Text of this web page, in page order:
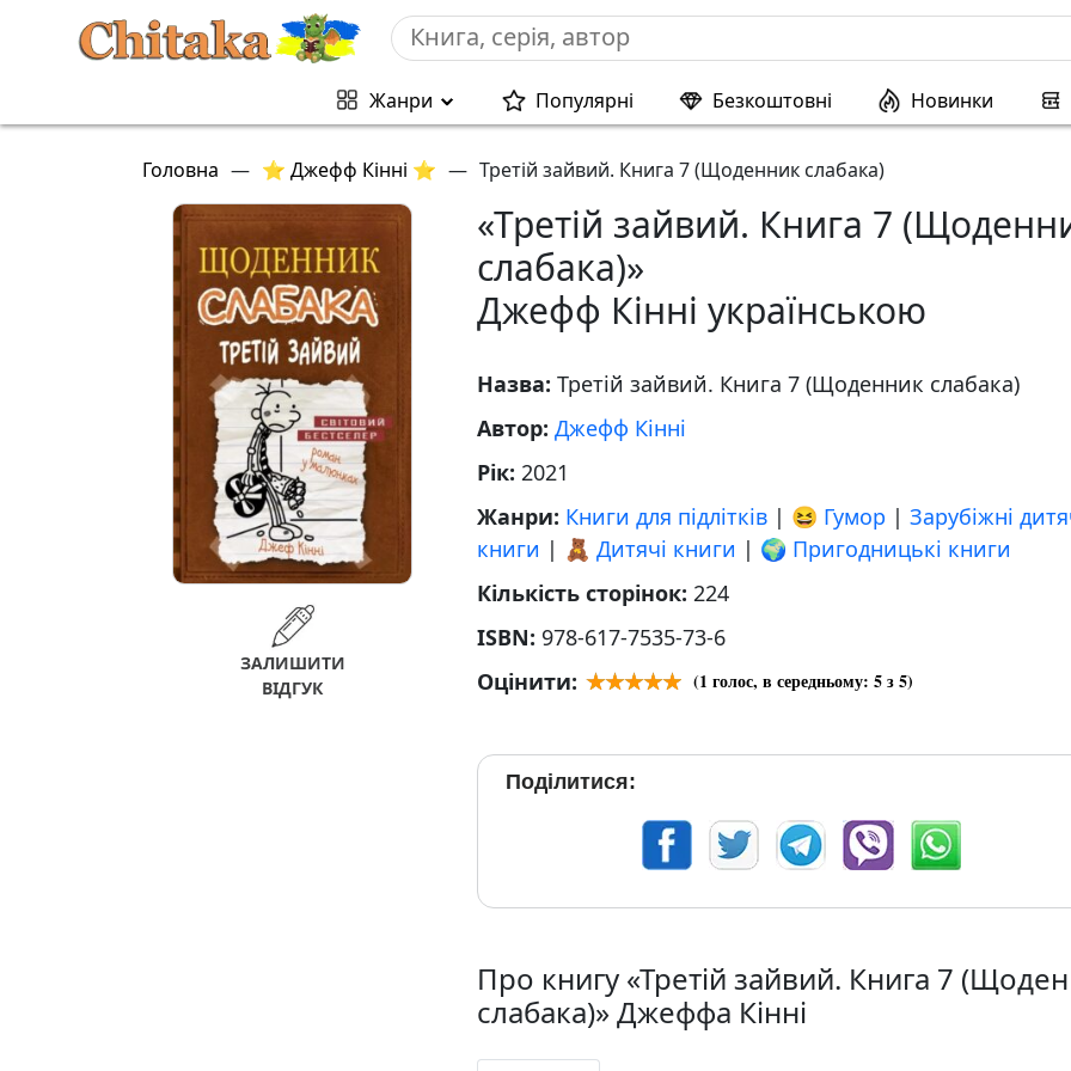
Жанри Популярні Безкоштовні Новинки
Головна — ⭐ Джефф Кінні ⭐ — Третій зайвий. Книга 7 (Щоденник слабака)
ЗАЛИШИТИ
ВІДГУК
«Третій зайвий. Книга 7
слабака)»
Джефф Кінні українською
Назва: Третій зайвий. Книга 7 (Щоденник слабака)
Автор: Джефф Кінні
Рік: 2021
Жанри: Книги для підлітків | 😆 Гумор | Зарубіжні
книги | 🧸 Дитячі книги | 🌍 Пригодницькі книги
Кількість сторінок: 224
ISBN: 978-617-7535-73-6
Оцінити:
(1 голос, в середньому: 5з 5)
Поділитися:
Про книгу «Третій зайвий. Книга 7
слабака)» Джеффа Кінні